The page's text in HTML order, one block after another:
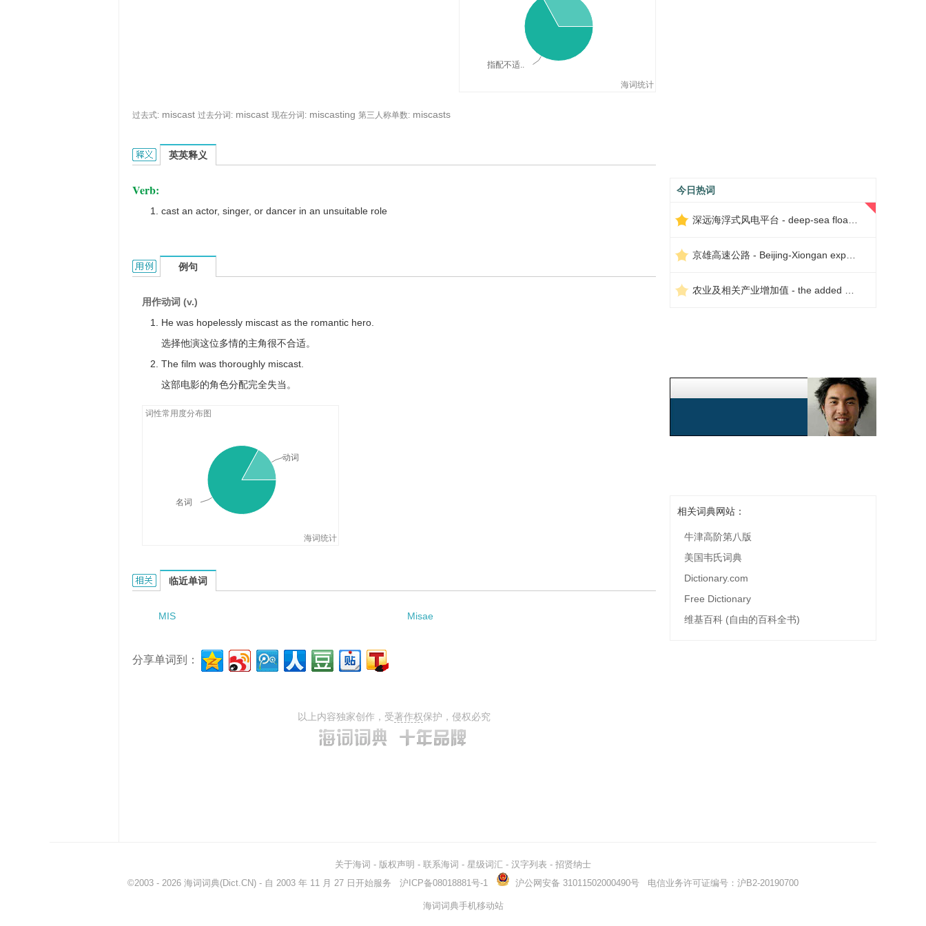
海词统计
指配不适..
过去式: miscast 过去分词: miscast 现在分词: miscasting 第三人称单数: miscasts
miscast的英文翻译是什么意思，词典释义与在线翻译：
英英释义
Verb:
cast an actor, singer, or dancer in an unsuitable role
miscast的用法和样例：
例句
用作动词 (v.)
He was hopelessly miscast as the romantic hero.
选择他演这位多情的主角很不合适。
The film was thoroughly miscast.
这部电影的角色分配完全失当。
词性常用度分布图
海词统计
名词
动词
miscast的相关资料：
临近单词
MIS Misae
分享单词到：
以上内容独家创作，受著作权保护，侵权必究
今日热词
相关词典网站：
牛津高阶第八版
美国韦氏词典
Dictionary.com
Free Dictionary
维基百科 (自由的百科全书)
关于海词 - 版权声明 - 联系海词 - 星级词汇 - 汉字列表 - 招贤纳士
©2003 - 2026 海词词典(Dict.CN) - 自 2003 年 11 月 27 日开始服务 沪ICP备08018881号-1 沪公网安备 31011502000490号 电信业务许可证编号：沪B2-20190700
海词词典手机移动站